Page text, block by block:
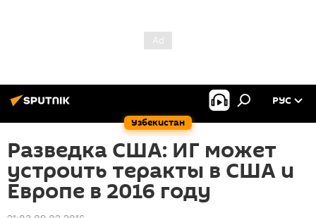
Узбекистан
РУС
Разведка США: ИГ может
устроить теракты в США и
Европе в 2016 году